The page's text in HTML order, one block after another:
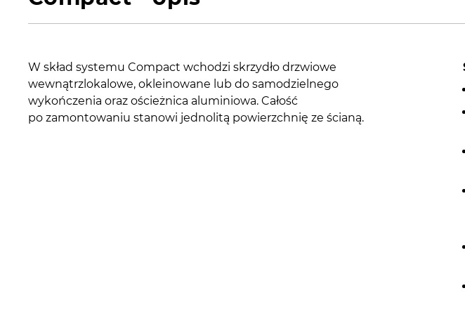
W skład systemu Compact wchodzi skrzydło drzwiowe
wewnątrzlokalowe, okleinowane lub do samodzielnego
wykończenia oraz ościeżnica aluminiowa. Całość
po zamontowaniu stanowi jednolitą powierzchnię ze ścianą.